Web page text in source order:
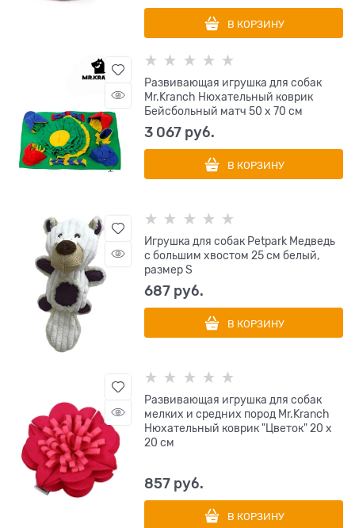
В КОРЗИНУ
Развивающая игрушка для собак
Mr.Kranch Нюхательный коврик
Бейсбольный матч 50 х 70 см
3 067 руб.
В КОРЗИНУ
Игрушка для собак Petpark Медведь
с большим хвостом 25 см белый,
размер S
687 руб.
В КОРЗИНУ
Развивающая игрушка для собак
мелких и средних пород Mr.Kranch
Нюхательный коврик "Цветок" 20 x
20 см
857 руб.
В КОРЗИНУ